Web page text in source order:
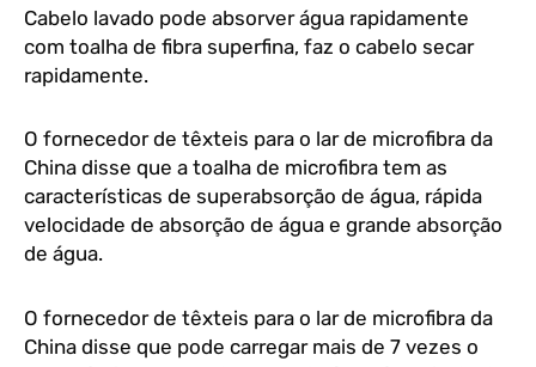
Cabelo lavado pode absorver água rapidamente
com toalha de fibra superfina, faz o cabelo secar
rapidamente.
O fornecedor de têxteis para o lar de microfibra da
China disse que a toalha de microfibra tem as
características de superabsorção de água, rápida
velocidade de absorção de água e grande absorção
de água.
O fornecedor de têxteis para o lar de microfibra da
China disse que pode carregar mais de 7 vezes o